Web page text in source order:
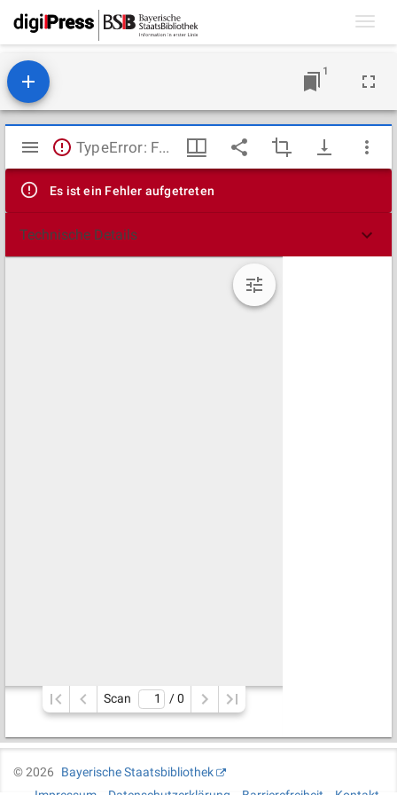
1
Mirador
Viewer
TypeError: Failed to fetch
Es ist ein Fehler aufgetreten
Technische Details
Scan / 0
©2026
Bayerische Staatsbibliothek